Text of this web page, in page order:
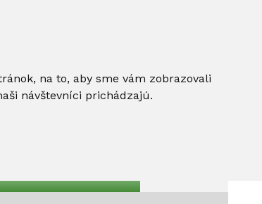
na to, aby sme vám zobrazovali
návštevníci prichádzajú.